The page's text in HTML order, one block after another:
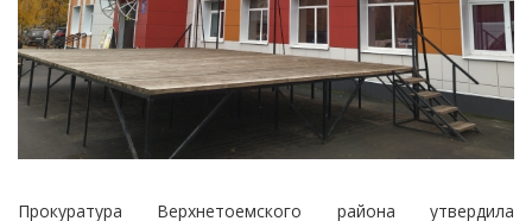
Прокуратура Верхнетоемского района утвердила